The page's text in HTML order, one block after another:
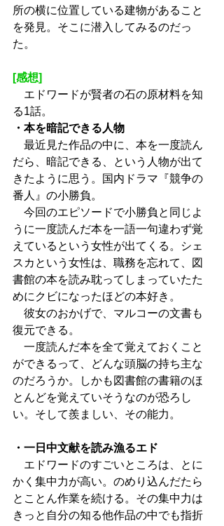
所の横に位置している建物があること
を発見。そこに潜入してみるのだっ
た。
[感想]
エドワードが賢者の石の原材料を知
る1話。
・本を暗記できる人物
最近見た作品の中に、本を一度読ん
だら、暗記できる、という人物が出て
きたように思う。国内ドラマ『競争の
番人』の小勝負。
今回のエピソードで小勝負と同じよ
うに一度読んだ本を一語一句違わず覚
えているという女性が出てくる。シェ
スカという女性は、職務を忘れて、図
書館の本を読み耽ってしまっていたた
めにクビになったほどの本好き。
彼女のおかげで、マルコーの文書も
復元できる。
一度読んだ本を全て覚えておくこと
ができるって、どんな頭脳の持ち主な
のだろうか。しかも図書館の書籍のほ
とんどを覚えていそうなのが恐ろし
い。そして羨ましい、その能力。
・一日中文献を読み漁るエド
エドワードのすごいところは、とに
かく集中力が高い。のめり込んだたら
とことん作業を続ける。その集中力は
きっと自分の知る他作品の中でも指折